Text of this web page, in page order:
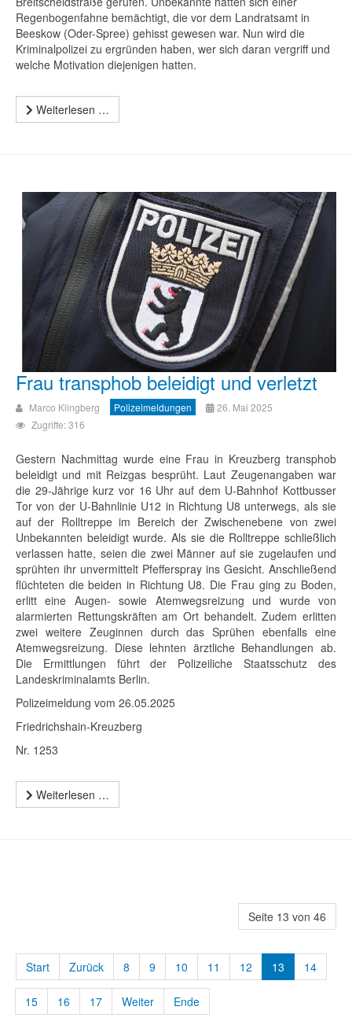
Regenbogenfahne bemächtigt, die vor dem Landratsamt in
Beeskow (Oder-Spree) gehisst gewesen war. Nun wird die
Kriminalpolizei zu ergründen haben, wer sich daran vergriff und
welche Motivation diejenigen hatten.
Weiterlesen …
Frau transphob beleidigt und verletzt
Marco Klingberg Polizeimeldungen
26. Mai 2025
Zugriffe: 316
Gestern Nachmittag wurde eine Frau in Kreuzberg transphob
beleidigt und mit Reizgas besprüht. Laut Zeugenangaben war
die 29-Jährige kurz vor 16 Uhr auf dem U-Bahnhof Kottbusser
Tor von der U-Bahnlinie U12 in Richtung U8 unterwegs, als sie
auf der Rolltreppe im Bereich der Zwischenebene von zwei
Unbekannten beleidigt wurde. Als sie die Rolltreppe schließlich
verlassen hatte, seien die zwei Männer auf sie zugelaufen und
sprühten ihr unvermittelt Pfefferspray ins Gesicht. Anschließend
flüchteten die beiden in Richtung U8. Die Frau ging zu Boden,
erlitt eine Augen- sowie Atemwegsreizung und wurde von
alarmierten Rettungskräften am Ort behandelt. Zudem erlitten
zwei weitere Zeuginnen durch das Sprühen ebenfalls eine
Atemwegsreizung. Diese lehnten ärztliche Behandlungen ab.
Die Ermittlungen führt der Polizeiliche Staatsschutz des
Landeskriminalamts Berlin.
Polizeimeldung vom 26.05.2025
Friedrichshain-Kreuzberg
Nr. 1253
Weiterlesen …
Seite 13 von 46
Start Zurück 8 9 10 11 12 13 14
15 16 17 Weiter Ende